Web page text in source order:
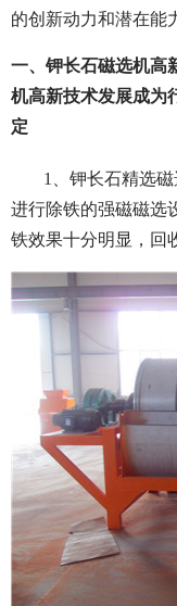
的创新动力和潜在能
一、钾长石磁选机高
机高新技术发展成为
定
1、钾长石精选
进行除铁的强磁磁选
铁效果十分明显，回